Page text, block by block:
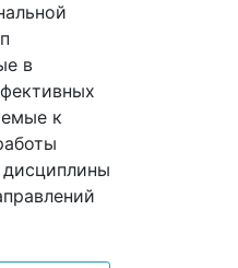
в
к